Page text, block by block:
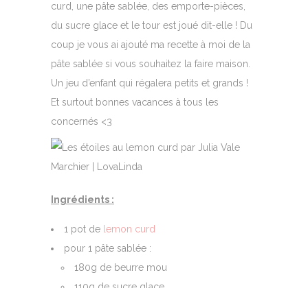
curd, une pâte sablée, des emporte-pièces,
du sucre glace et le tour est joué dit-elle ! Du
coup je vous ai ajouté ma recette à moi de la
pâte sablée si vous souhaitez la faire maison.
Un jeu d’enfant qui régalera petits et grands !
Et surtout bonnes vacances à tous les
concernés <3
Ingrédients :
1 pot de lemon curd
pour 1 pâte sablée :
180g de beurre mou